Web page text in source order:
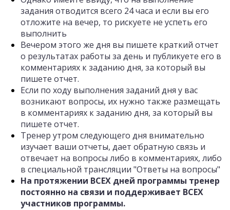
задания отводится всего 24 часа и если вы его
отложите на вечер, то рискуете не успеть его
выполнить
Вечером этого же дня вы пишете краткий отчет
о результатах работы за день и публикуете его в
комментариях к заданию дня, за который вы
пишете отчет.
Если по ходу выполнения заданий дня у вас
возникают вопросы, их нужно также размещать
в комментариях к заданию дня, за который вы
пишете отчет.
Тренер утром следующего дня внимательно
изучает ваши отчеты, дает обратную связь и
отвечает на вопросы либо в комментариях, либо
в специальной трансляции "Ответы на вопросы"
На протяжении ВСЕХ дней программы тренер
постоянно на связи и поддерживает ВСЕХ
участников программы.